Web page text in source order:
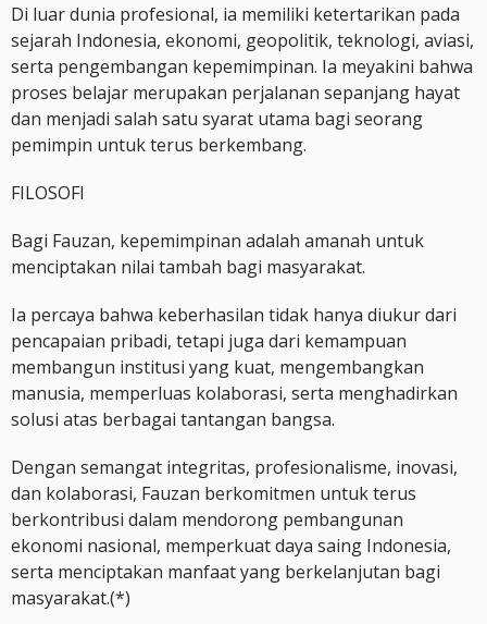
Di luar dunia profesional, ia memiliki ketertarikan pada
sejarah Indonesia, ekonomi, geopolitik, teknologi, aviasi,
serta pengembangan kepemimpinan. Ia meyakini bahwa
proses belajar merupakan perjalanan sepanjang hayat
dan menjadi salah satu syarat utama bagi seorang
pemimpin untuk terus berkembang.
FILOSOFI
Bagi Fauzan, kepemimpinan adalah amanah untuk
menciptakan nilai tambah bagi masyarakat.
Ia percaya bahwa keberhasilan tidak hanya diukur dari
pencapaian pribadi, tetapi juga dari kemampuan
membangun institusi yang kuat, mengembangkan
manusia, memperluas kolaborasi, serta menghadirkan
solusi atas berbagai tantangan bangsa.
Dengan semangat integritas, profesionalisme, inovasi,
dan kolaborasi, Fauzan berkomitmen untuk terus
berkontribusi dalam mendorong pembangunan
ekonomi nasional, memperkuat daya saing Indonesia,
serta menciptakan manfaat yang berkelanjutan bagi
masyarakat.(*)